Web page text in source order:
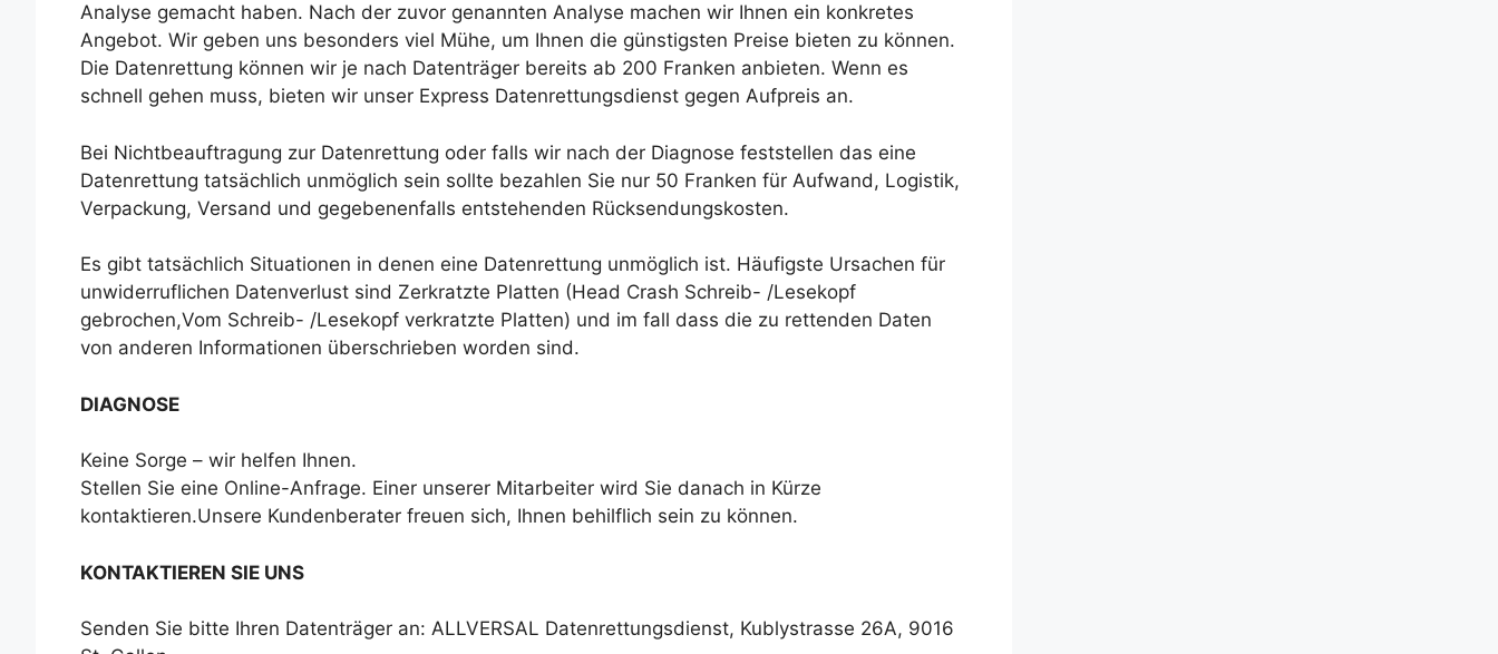
Analyse gemacht haben. Nach der zuvor genannten Analyse machen wir Ihnen ein konkretes
Angebot. Wir geben uns besonders viel Mühe, um Ihnen die günstigsten Preise bieten zu können.
Die Datenrettung können wir je nach Datenträger bereits ab 200 Franken anbieten. Wenn es
schnell gehen muss, bieten wir unser Express Datenrettungsdienst gegen Aufpreis an.
Bei Nichtbeauftragung zur Datenrettung oder falls wir nach der Diagnose feststellen das eine
Datenrettung tatsächlich unmöglich sein sollte bezahlen Sie nur 50 Franken für Aufwand, Logistik,
Verpackung, Versand und gegebenenfalls entstehenden Rücksendungskosten.
Es gibt tatsächlich Situationen in denen eine Datenrettung unmöglich ist. Häufigste Ursachen für
unwiderruflichen Datenverlust sind Zerkratzte Platten (Head Crash Schreib- /Lesekopf
gebrochen,Vom Schreib- /Lesekopf verkratzte Platten) und im fall dass die zu rettenden Daten
von anderen Informationen überschrieben worden sind.
DIAGNOSE
Keine Sorge – wir helfen Ihnen.
Stellen Sie eine Online-Anfrage. Einer unserer Mitarbeiter wird Sie danach in Kürze
kontaktieren.Unsere Kundenberater freuen sich, Ihnen behilflich sein zu können.
KONTAKTIEREN SIE UNS
Senden Sie bitte Ihren Datenträger an: ALLVERSAL Datenrettungsdienst, Kublystrasse 26A, 9016